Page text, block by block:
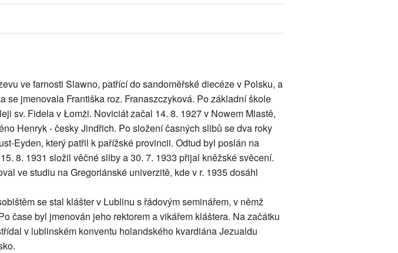
ve farnosti Slawno, patřící do sandoměřské diecéze v Polsku, a
se jmenovala Františka roz. Franaszczyková. Po základní škole
sv. Fidela v Łomżi. Noviciát začal 14. 8. 1927 v Nowem Miastě,
Henryk - česky Jindřich. Po složení časných slibů se dva roky
Eyden, který patřil k pařížské provincii. Odtud byl poslán na
8. 1931 složil věčné sliby a 30. 7. 1933 přijal kněžské svěcení.
ve studiu na Gregoriánské univerzitě, kde v r. 1935 dosáhl
se stal klášter v Lublinu s řádovým seminářem, v němž
čase byl jmenován jeho rektorem a vikářem kláštera. Na začátku
v lublinském konventu holandského kvardiána Jezualdu